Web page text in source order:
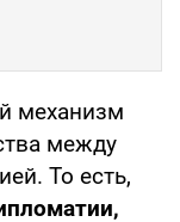
механизм
между
То есть,